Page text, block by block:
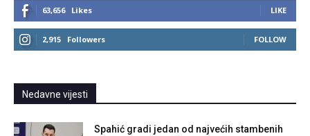
63,656 Likes LIKE
2,915 Followers FOLLOW
Nedavne vijesti
Spahić gradi jedan od najvećih stambenih